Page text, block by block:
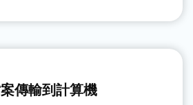
傳輸到計算機